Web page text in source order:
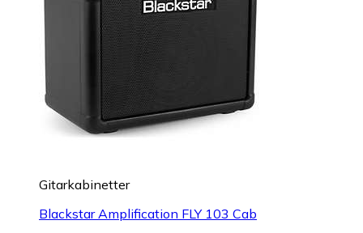
Gitarkabinetter
Blackstar Amplification FLY 103 Cab